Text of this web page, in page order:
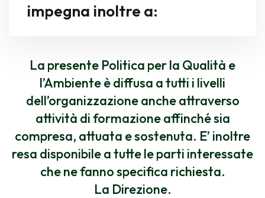
impegna inoltre a:
La presente Politica per la Qualità e
l’Ambiente è diffusa a tutti i livelli
dell’organizzazione anche attraverso
attività di formazione affinché sia
compresa, attuata e sostenuta. E’ inoltre
resa disponibile a tutte le parti interessate
che ne fanno specifica richiesta.
La Direzione.